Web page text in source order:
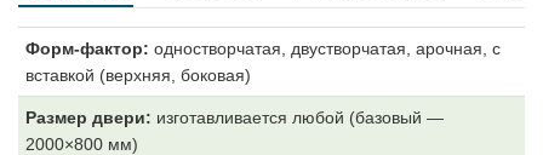
Форм-фактор: одностворчатая, двустворчатая, арочная, с
вставкой (верхняя, боковая)
Размер двери: изготавливается любой (базовый —
2000×800 мм)